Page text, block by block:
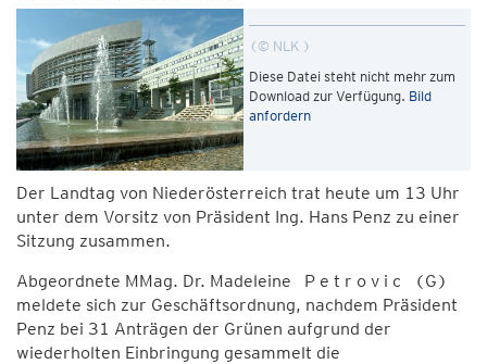
© NLK
Diese Datei steht nicht mehr zum
Download zur Verfügung. Bild
anfordern
Der Landtag von Niederösterreich trat heute um 13 Uhr
unter dem Vorsitz von Präsident Ing. Hans Penz zu einer
Sitzung zusammen.
Abgeordnete MMag. Dr. Madeleine P e t r o v i c (G)
meldete sich zur Geschäftsordnung, nachdem Präsident
Penz bei 31 Anträgen der Grünen aufgrund der
wiederholten Einbringung gesammelt die